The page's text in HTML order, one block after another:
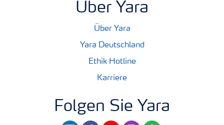
Über Yara
Über Yara
Yara Deutschland
Ethik Hotline
Karriere
Folgen Sie Yara